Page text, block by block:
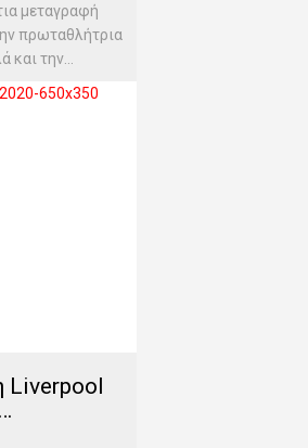
μεταγραφή
πρωταθλήτρια
την...
Liverpool